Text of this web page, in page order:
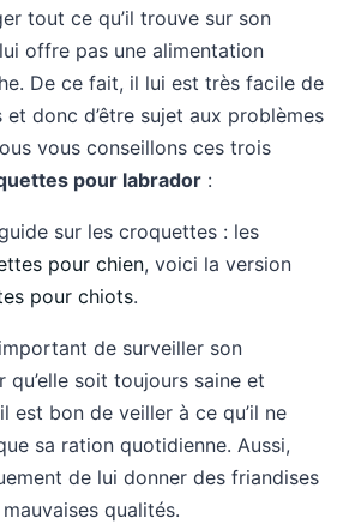
tout ce qu’il trouve sur son
offre pas une alimentation
De ce fait, il lui est très facile de
donc d’être sujet aux problèmes
vous conseillons ces trois
pour labrador :
sur les croquettes : les
pour chien, voici la version
pour chiots.
de surveiller son
soit toujours saine et
est bon de veiller à ce qu’il ne
sa ration quotidienne. Aussi,
de lui donner des friandises
qualités.